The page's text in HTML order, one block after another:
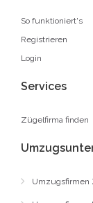
So funktioniert's
Registrieren
Login
Services
Zügelfirma finden
Umzugsfirmen